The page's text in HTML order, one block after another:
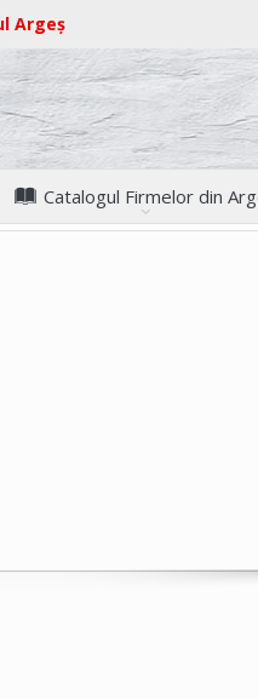
Argeș
Catalogul Firmelor din